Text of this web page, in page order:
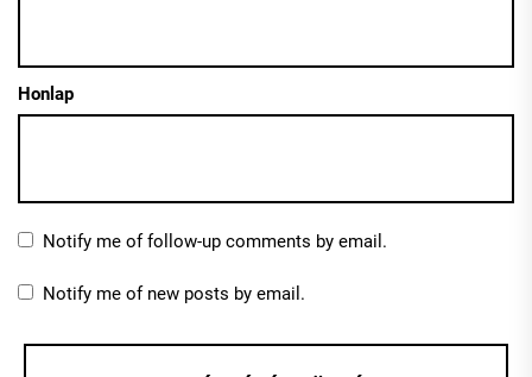
Honlap
Notify me of follow-up comments by email.
Notify me of new posts by email.